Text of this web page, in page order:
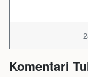
Komentari